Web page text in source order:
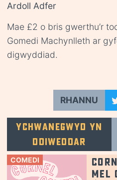
Ardoll Adfer
Mae £2 o bris gwerthu’r
Gomedi Machynlleth ar
digwyddiad.
RHANNU
Ychwanegwyd yn
ddiweddar
COMEDI
Mel